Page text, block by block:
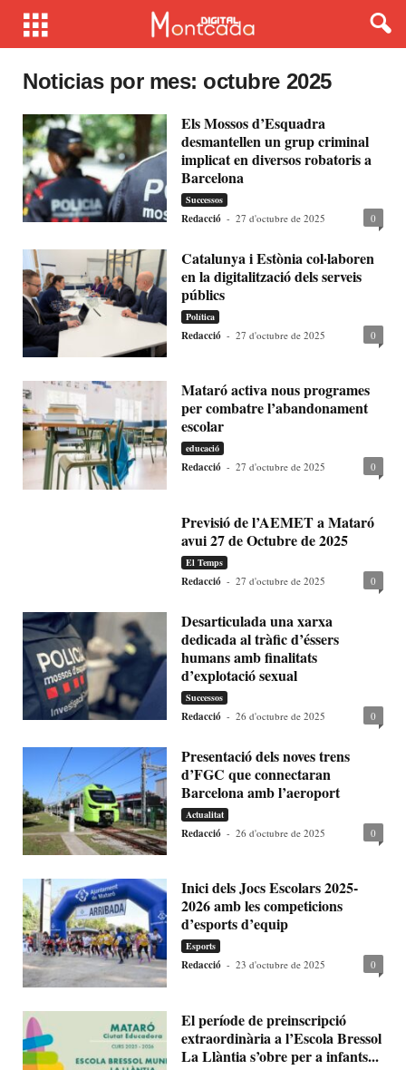
Noticias por mes: octubre 2025
Els Mossos d’Esquadra
desmantellen un grup criminal
implicat en diversos robatoris a
Barcelona
Successos
Redacció - 27 d'octubre de 2025 0
Catalunya i Estònia col·laboren
en la digitalització dels serveis
públics
Política
Redacció - 27 d'octubre de 2025 0
Mataró activa nous programes
per combatre l’abandonament
escolar
educació
Redacció - 27 d'octubre de 2025 0
Previsió de l’AEMET a Mataró
avui 27 de Octubre de 2025
El Temps
Redacció - 27 d'octubre de 2025 0
Desarticulada una xarxa
dedicada al tràfic d’éssers
humans amb finalitats
d’explotació sexual
Successos
Redacció - 26 d'octubre de 2025 0
Presentació dels noves trens
d’FGC que connectaran
Barcelona amb l’aeroport
Actualitat
Redacció - 26 d'octubre de 2025 0
Inici dels Jocs Escolars 2025-
2026 amb les competicions
d’esports d’equip
Esports
Redacció - 23 d'octubre de 2025 0
El període de preinscripció
extraordinària a l’Escola Bressol
La Llàntia s’obre per a infants...